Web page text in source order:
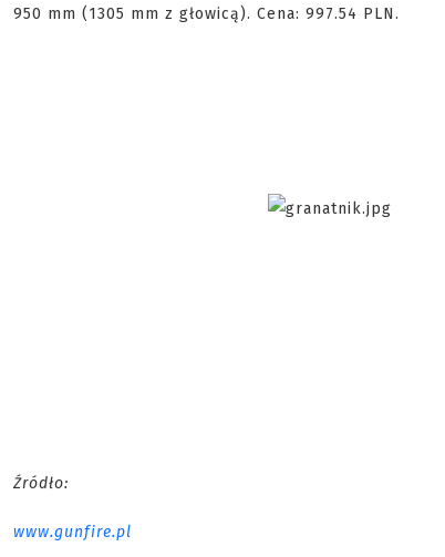
950 mm (1305 mm z głowicą). Cena: 997.54 PLN.
Źródło:
www.gunfire.pl